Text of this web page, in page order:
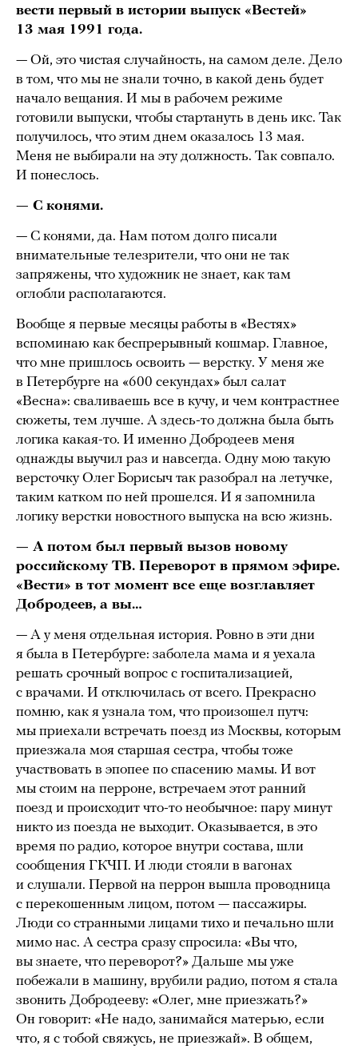
вести первый в истории выпуск «Вестей»
13 мая 1991 года.
— Ой, это чистая случайность, на самом деле. Дело
в том, что мы не знали точно, в какой день будет
начало вещания. И мы в рабочем режиме
готовили выпуски, чтобы стартануть в день икс. Так
получилось, что этим днем оказалось 13 мая.
Меня не выбирали на эту должность. Так совпало.
И понеслось.
— С конями.
— С конями, да. Нам потом долго писали
внимательные телезрители, что они не так
запряжены, что художник не знает, как там
оглобли располагаются.
Вообще я первые месяцы работы в «Вестях»
вспоминаю как беспрерывный кошмар. Главное,
что мне пришлось освоить — верстку. У меня же
в Петербурге на «600 секундах» был салат
«Весна»: сваливаешь все в кучу, и чем контрастнее
сюжеты, тем лучше. А здесь-то должна была быть
логика какая-то. И именно Добродеев меня
однажды выучил раз и навсегда. Одну мою такую
версточку Олег Борисыч так разобрал на летучке,
таким катком по ней прошелся. И я запомнила
логику верстки новостного выпуска на всю жизнь.
— А потом был первый вызов новому
российскому ТВ. Переворот в прямом эфире.
«Вести» в тот момент все еще возглавляет
Добродеев, а вы…
— А у меня отдельная история. Ровно в эти дни
я была в Петербурге: заболела мама и я уехала
решать срочный вопрос с госпитализацией,
с врачами. И отключилась от всего. Прекрасно
помню, как я узнала том, что произошел путч:
мы приехали встречать поезд из Москвы, которым
приезжала моя старшая сестра, чтобы тоже
участвовать в эпопее по спасению мамы. И вот
мы стоим на перроне, встречаем этот ранний
поезд и происходит что-то необычное: пару минут
никто из поезда не выходит. Оказывается, в это
время по радио, которое внутри состава, шли
сообщения ГКЧП. И люди стояли в вагонах
и слушали. Первой на перрон вышла проводница
с перекошенным лицом, потом — пассажиры.
Люди со странными лицами тихо и печально шли
мимо нас. А сестра сразу спросила: «Вы что,
вы знаете, что переворот?» Дальше мы уже
побежали в машину, врубили радио, потом я стала
звонить Добродееву: «Олег, мне приезжать?»
Он говорит: «Не надо, занимайся матерью, если
что, я с тобой свяжусь, не приезжай». В общем,